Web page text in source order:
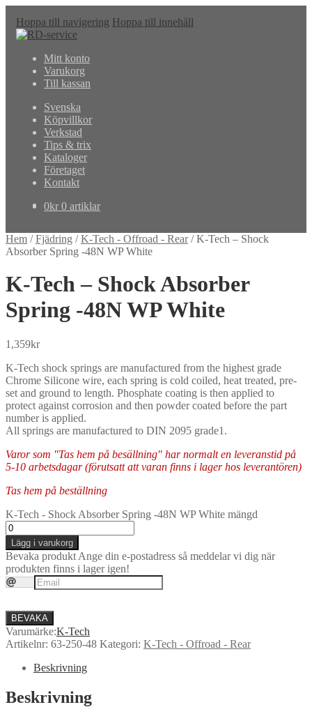
Hoppa till navigering Hoppa till innehåll
Mitt konto
Varukorg
Till kassan
Svenska
Köpvillkor
Verkstad
Tips & trix
Kataloger
Företaget
Kontakt
0kr 0 artiklar
Hem /Fjädring /K-Tech - Offroad - Rear/K-Tech – Shock
Absorber Spring -48N WP White
K-Tech – Shock Absorber
Spring -48N WP White
1,359kr
K-Tech shock springs are manufactured from the highest grade
Chrome Silicone wire, each spring is cold coiled, heat treated, pre-
set and ground to length. Phosphate coating is then applied to
protect against corrosion and then powder coated before the part
number is applied.
All springs are manufactured to DIN 2095 grade1.
Varor som "Tas hem på besällning" har normalt en leveranstid på
5-10 arbetsdagar (förutsatt att varan finns i lager hos leverantören)
Tas hem på beställning
K-Tech - Shock Absorber Spring -48N WP White mängd
Lägg i varukorg
Bevaka produkt Ange din e-postadress så meddelar vi dig när
produkten finns i lager igen!
BEVAKA
Varumärke:K-Tech
Artikelnr: 63-250-48 Kategori: K-Tech - Offroad - Rear
Beskrivning
Beskrivning